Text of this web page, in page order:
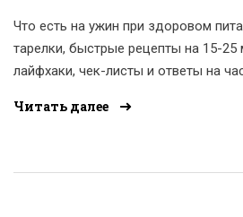
Что есть на ужин при здоровом
тарелки, быстрые рецепты на 15-25
лайфхаки, чек-листы и ответы на
Читать далее